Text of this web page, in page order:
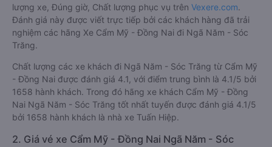
lượng xe, Đúng giờ, Chất lượng phục vụ trên Vexere.com.
Đánh giá này được viết trực tiếp bởi các khách hàng đã trải
nghiệm các hãng Xe Cẩm Mỹ - Đồng Nai đi Ngã Năm - Sóc
Trăng.
Chất lượng các xe khách đi Ngã Năm - Sóc Trăng từ Cẩm Mỹ
- Đồng Nai được đánh giá 4.1, với điểm trung bình là 4.1/5 bởi
1658 hành khách. Trong đó hãng xe khách Cẩm Mỹ - Đồng
Nai Ngã Năm - Sóc Trăng tốt nhất tuyến được đánh giá 4.1/5
bởi 1658 hành khách là nhà xe Tuấn Hiệp.
2. Giá vé xe Cẩm Mỹ - Đồng Nai Ngã Năm - Sóc